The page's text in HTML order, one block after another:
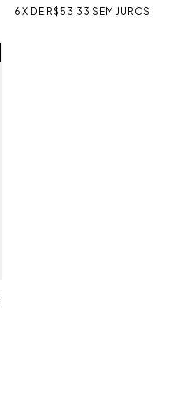
6 X DE R$53,33 SEM JUROS